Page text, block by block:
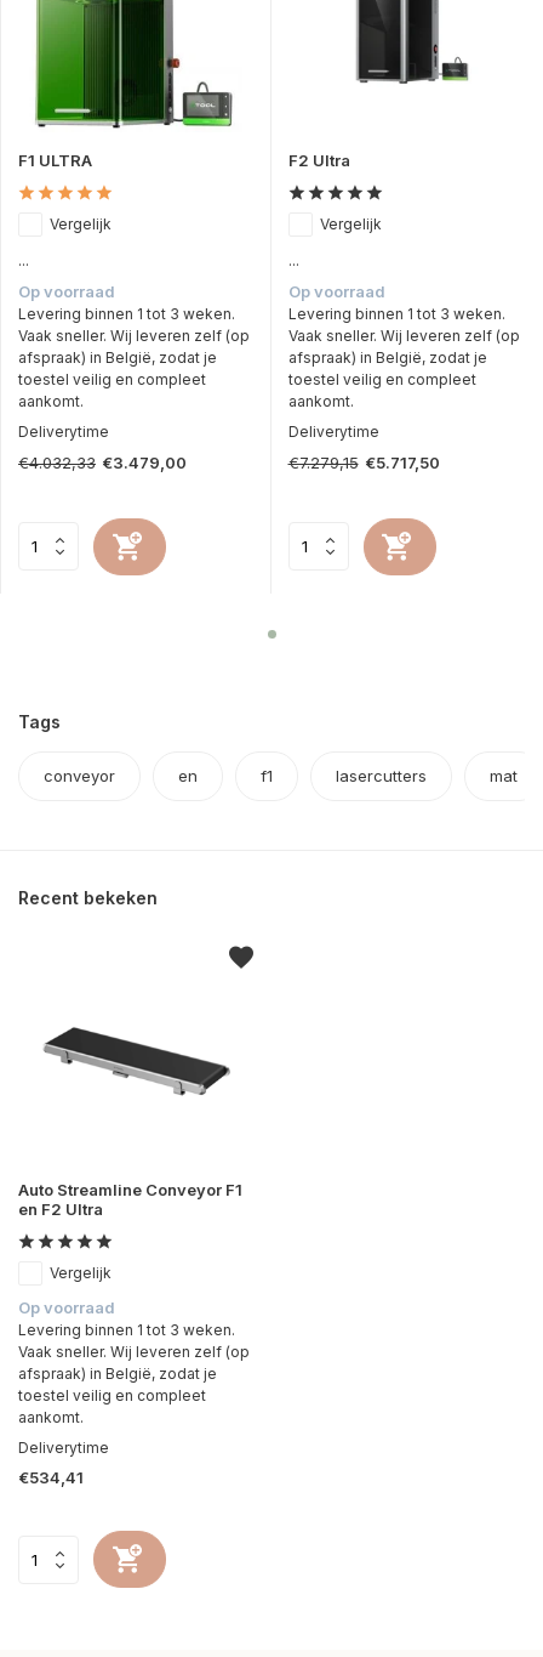
F1 ULTRA
Vergelijk
...
Op voorraad
Levering binnen 1 tot 3 weken.
Vaak sneller. Wij leveren zelf (op
afspraak) in België, zodat je
toestel veilig en compleet
aankomt.
Deliverytime
€4.032,33 €3.479,00
F2 Ultra
Vergelijk
...
Op voorraad
Levering binnen 1 tot 3 weken.
Vaak sneller. Wij leveren zelf (op
afspraak) in België, zodat je
toestel veilig en compleet
aankomt.
Deliverytime
€7.279,15 €5.717,50
Tags
conveyor en f1 lasercutters mat
Recent bekeken
Auto Streamline Conveyor F1
en F2 Ultra
Vergelijk
Op voorraad
Levering binnen 1 tot 3 weken.
Vaak sneller. Wij leveren zelf (op
afspraak) in België, zodat je
toestel veilig en compleet
aankomt.
Deliverytime
€534,41